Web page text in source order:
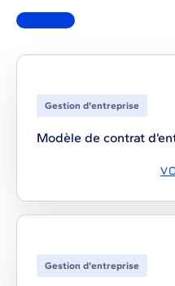
Gestion d'entreprise
Modèle de contrat
Gestion d'entreprise